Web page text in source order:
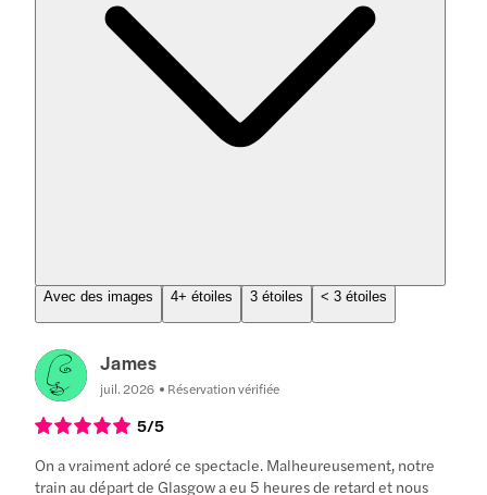
Avec des images 4+ étoiles 3 étoiles < 3 étoiles
James
juil. 2026 Réservation vérifiée
5/5
On a vraiment adoré ce spectacle. Malheureusement, notre
train au départ de Glasgow a eu 5 heures de retard et nous